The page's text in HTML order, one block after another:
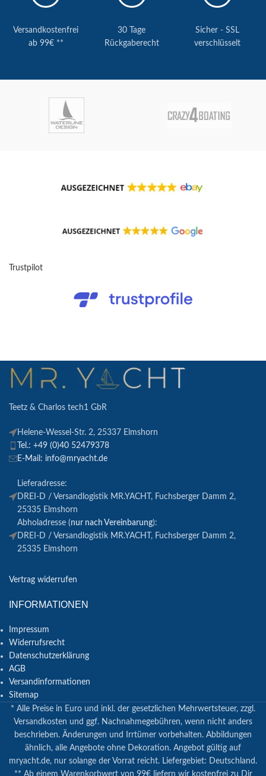
Versandkostenfrei
ab 99€ **
30 Tage
Rückgaberecht
Sicher - SSL
verschlüsselt
Trustpilot
Teetz & Charlos tech1 GbR
Helene-Wessel-Str. 2, 25337 Elmshorn
Tel.: +49 (0)40 52479378
E-Mail: info@mryacht.de
Lieferadresse:
DREI-D / Versandlogistik MR.YACHT, Fuchsberger Damm 2,
25335 Elmshorn
Abholadresse (nur nach Vereinbarung):
DREI-D / Versandlogistik MR.YACHT, Fuchsberger Damm 2,
25335 Elmshorn
Vertrag widerrufen
INFORMATIONEN
Impressum
Widerrufsrecht
Datenschutzerklärung
AGB
Versandinformationen
Sitemap
* Alle Preise in Euro und inkl. der gesetzlichen Mehrwertsteuer, zzgl.
Versandkosten und ggf. Nachnahmegebühren, wenn nicht anders
beschrieben. Änderungen und Irrtümer vorbehalten. Abbildungen
ähnlich, alle Angebote ohne Dekoration. Angebot gültig auf
mryacht.de, nur solange der Vorrat reicht. Liefergebiet: Deutschland.